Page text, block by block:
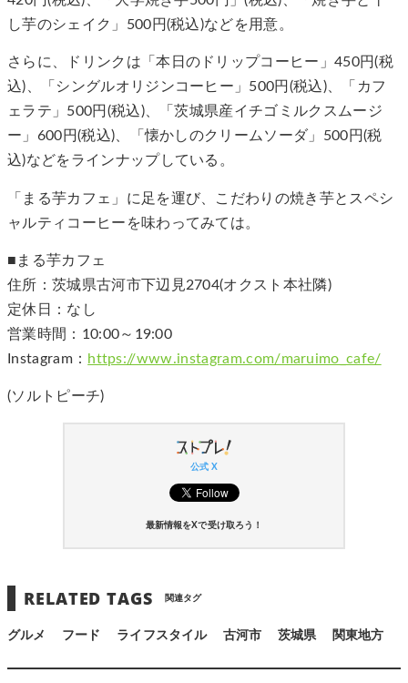
し芋のシェイク」500円(税込)などを用意。
さらに、ドリンクは「本日のドリップコーヒー」450円(税
込)、「シングルオリジンコーヒー」500円(税込)、「カフ
ェラテ」500円(税込)、「茨城県産イチゴミルクスムージ
ー」600円(税込)、「懐かしのクリームソーダ」500円(税
込)などをラインナップしている。
「まる芋カフェ」に足を運び、こだわりの焼き芋とスペシ
ャルティコーヒーを味わってみては。
■まる芋カフェ
住所：茨城県古河市下辺見2704(オクスト本社隣)
定休日：なし
営業時間：10:00～19:00
Instagram： https://www.instagram.com/maruimo_cafe/
(ソルトピーチ)
公式 X
最新情報をXで受け取ろう！
RELATED TAGS 関連タグ
グルメ フード ライフスタイル 古河市 茨城県 関東地方